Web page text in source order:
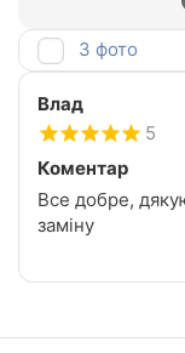
З фото
Влад
5
Коментар
Все добре,
заміну